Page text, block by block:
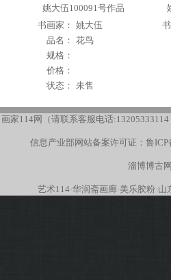
姚大伍100091号作品
书画家： 姚大伍
品名： 花鸟
规格：
价格：
状态： 未售
画家114网（请联系客服电话:13205333114
信息产业部网站备案许可证： 鲁ICP
淄博博古
艺术114·华润斋画廊·美乐胶粉·山